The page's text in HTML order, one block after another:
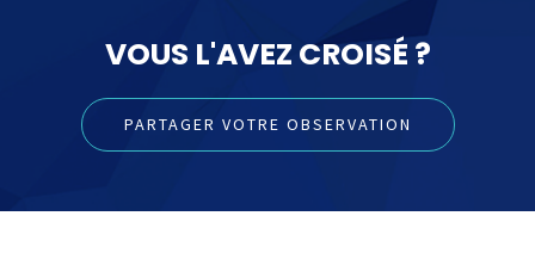
VOUS L'AVEZ CROISÉ ?
PARTAGER VOTRE OBSERVATION